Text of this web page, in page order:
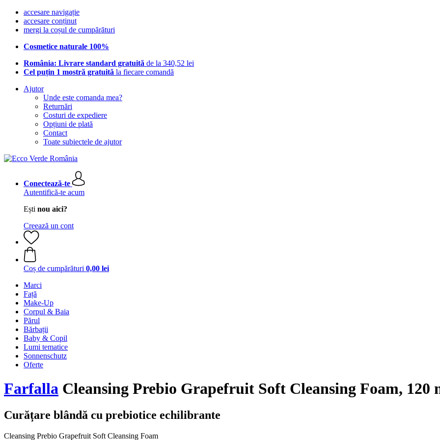
accesare navigație
accesare conținut
mergi la coșul de cumpărături
Cosmetice naturale 100%
România: Livrare standard gratuită de la 340,52 lei
Cel puțin 1 mostră gratuită la fiecare comandă
Ajutor
Unde este comanda mea?
Returnări
Costuri de expediere
Opțiuni de plată
Contact
Toate subiectele de ajutor
Conectează-te
Autentifică-te acum
Ești nou aici?
Creează un cont
Coș de cumpărături 0,00 lei
Marci
Față
Make-Up
Corpul & Baia
Părul
Bărbații
Baby & Copil
Lumi tematice
Sonnenschutz
Oferte
Farfalla Cleansing Prebio Grapefruit Soft Cleansing Foam, 120
Curățare blândă cu prebiotice echilibrante
Cleansing Prebio Grapefruit Soft Cleansing Foam